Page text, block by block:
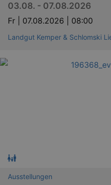
03.08. - 07.08.2026
Fr | 07.08.2026 | 08:00
Landgut Kemper & Schlomski
Ausstellungen